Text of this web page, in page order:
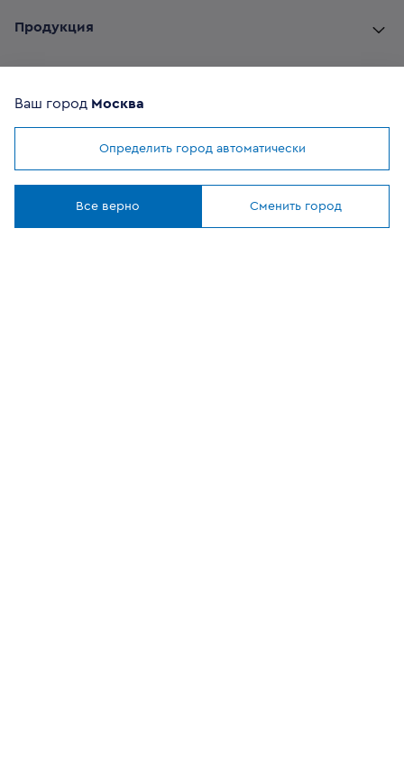
Мы используем cookies
Продукция
Где купить
Ваш город Москва
Определить город автоматически
Все верно Сменить город